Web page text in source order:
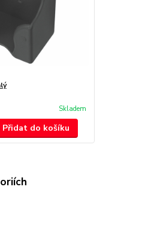
Skladem
Přidat do košíku